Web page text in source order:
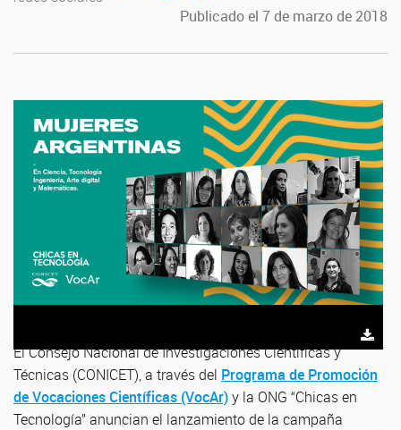
Publicado el 7 de marzo de 2018
El Consejo Nacional de Investigaciones Científicas y
Técnicas (CONICET), a través del Programa de Promoción
de Vocaciones Científicas (VocAr)y la ONG “Chicas en
Tecnología” anuncian el lanzamiento de la campaña